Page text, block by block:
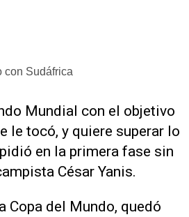
con Sudáfrica
Mundial con el ‌objetivo
le tocó, y quiere superar lo
en la primera fase sin
César Yanis.
Copa del Mundo, ⁠quedó